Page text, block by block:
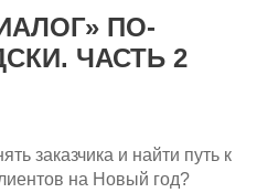
ПО-
ЧАСТЬ 2
заказчика и найти путь к
на Новый год?